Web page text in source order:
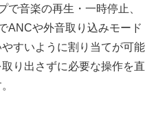
で音楽の再生・一時停止、
ANCや外音取り込みモード
すいように割り当てが可能
り出さずに必要な操作を直